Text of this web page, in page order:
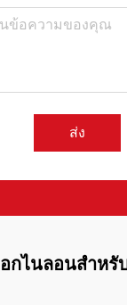
ส่ง
กไนลอนสำหรั